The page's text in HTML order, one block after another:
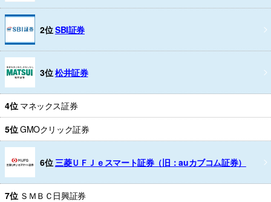
2位SBI証券
3位松井証券
4位 マネックス証券
5位GMOクリック証券
6位 三菱ＵＦＪｅスマート証券（旧：auカブコム証券）
7位 ＳＭＢＣ日興証券